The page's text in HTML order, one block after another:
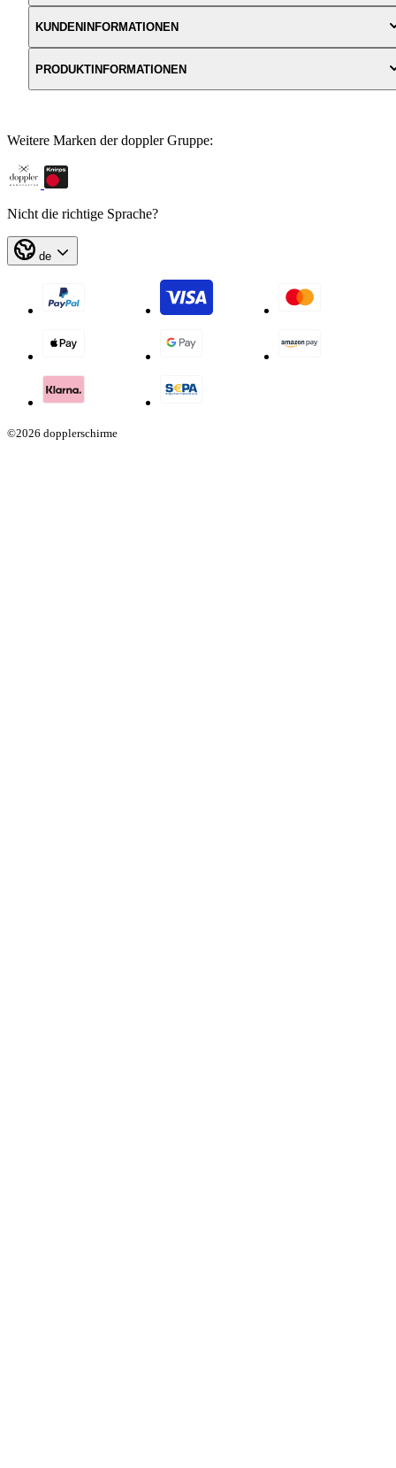
KUNDENINFORMATIONEN
PRODUKTINFORMATIONEN
Weitere Marken der doppler Gruppe:
Nicht die richtige Sprache?
de
©2026 dopplerschirme